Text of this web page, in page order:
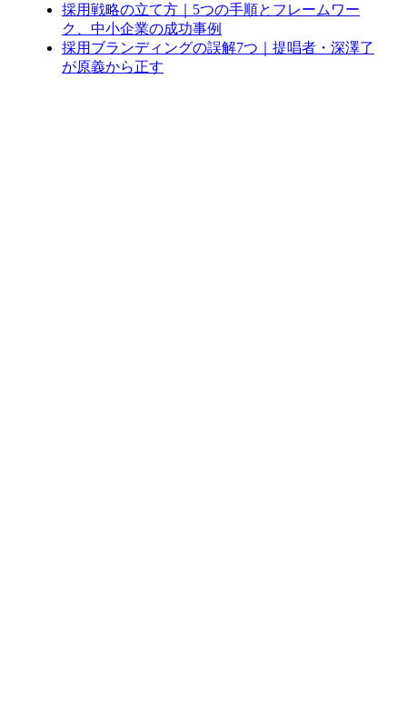
採用戦略の立て方｜5つの手順とフレームワー
ク、中小企業の成功事例
採用ブランディングの誤解7つ｜提唱者・深澤了
が原義から正す